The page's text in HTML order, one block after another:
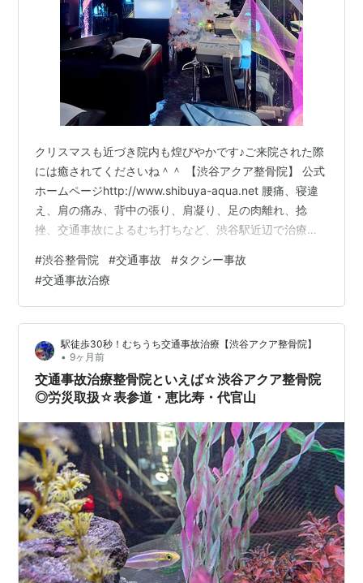
クリスマスも近づき院内も煌びやかです♪ご来院された際
には癒されてくださいね＾＾ 【渋谷アクア整骨院】 公式
ホームページhttp://www.shibuya-aqua.net 腰痛、寝違
え、肩の痛み、背中の張り、肩凝り、足の肉離れ、捻
挫、交通事故によるむち打ちなど、渋谷駅近辺で治療院
さい。 各種健康保険取扱、労災、交通事故治療取扱/口コ
ミで評判・オススメになっている安心・安全の整骨院で
す。 マッサージ・整体・指圧フリーダイヤル・・０１２
０－９７３－９３６ (繋がらない方は０３－６７１２－６
５６７）どのような症状の方も、お気軽にご相談くださ
い。 東…
#渋谷整骨院 #交通事故 #タクシー事故
#交通事故治療
駅徒歩30秒！むちうち交通事故治療【渋谷アクア整骨院】
• 9ヶ月前
交通事故治療整骨院といえば☆渋谷アクア整骨院
◎労災取扱☆表参道・恵比寿・代官山